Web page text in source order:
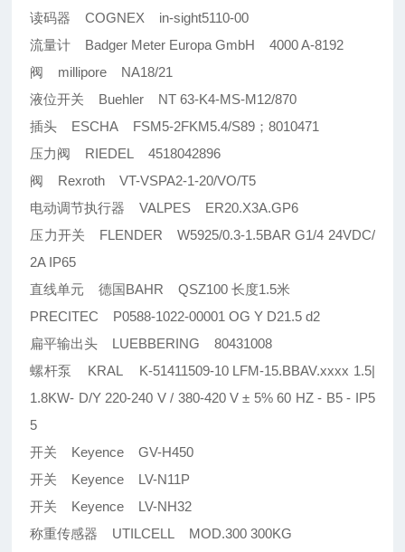
读码器 COGNEX in-sight5110-00
流量计 Badger Meter Europa GmbH 4000 A-8192
阀 millipore NA18/21
液位开关 Buehler NT 63-K4-MS-M12/870
插头 ESCHA FSM5-2FKM5.4/S89；8010471
压力阀 RIEDEL 4518042896
阀 Rexroth VT-VSPA2-1-20/VO/T5
电动调节执行器 VALPES ER20.X3A.GP6
压力开关 FLENDER W5925/0.3-1.5BAR G1/4 24VDC/
2A IP65
直线单元 德国BAHR QSZ100 长度1.5米
PRECITEC P0588-1022-00001 OG Y D21.5 d2
扁平输出头 LUEBBERING 80431008
螺杆泵 KRAL K-51411509-10 LFM-15.BBAV.xxxx 1.5|
1.8KW- D/Y 220-240 V / 380-420 V ± 5% 60 HZ - B5 - IP5
5
开关 Keyence GV-H450
开关 Keyence LV-N11P
开关 Keyence LV-NH32
称重传感器 UTILCELL MOD.300 300KG